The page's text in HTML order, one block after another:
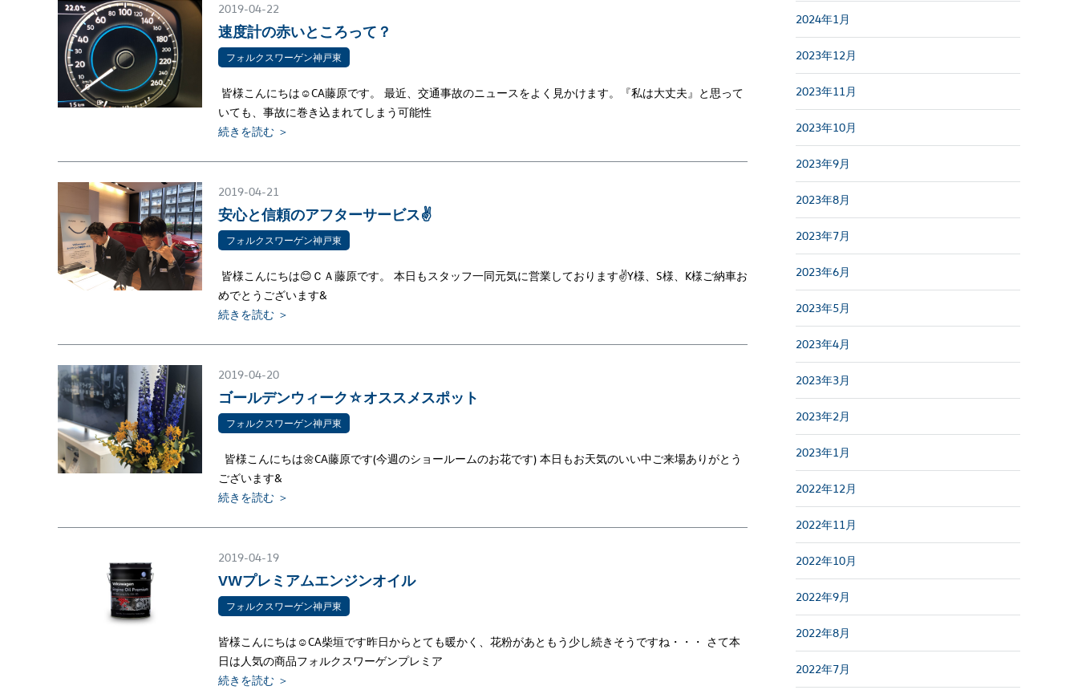
2019-04-22
速度計の赤いところって？
フォルクスワーゲン神戸東
皆様こんにちは☺CA藤原です。 最近、交通事故のニュースをよく見かけます。『私は大丈夫』と思って
いても、事故に巻き込まれてしまう可能性
続きを読む ＞
2019-04-21
安心と信頼のアフターサービス✌️
フォルクスワーゲン神戸東
皆様こんにちは😊ＣＡ藤原です。 本日もスタッフ一同元気に営業しております✌Y様、S様、K様ご納車お
めでとうございます&
続きを読む ＞
2019-04-20
ゴールデンウィーク☆オススメスポット
フォルクスワーゲン神戸東
皆様こんにちは🌼CA藤原です(今週のショールームのお花です) 本日もお天気のいい中ご来場ありがとう
ございます&
続きを読む ＞
2019-04-19
VWプレミアムエンジンオイル
フォルクスワーゲン神戸東
皆様こんにちは☺CA柴垣です昨日からとても暖かく、花粉があともう少し続きそうですね・・・ さて本
日は人気の商品フォルクスワーゲンプレミア
続きを読む ＞
2024年1月
2023年12月
2023年11月
2023年10月
2023年9月
2023年8月
2023年7月
2023年6月
2023年5月
2023年4月
2023年3月
2023年2月
2023年1月
2022年12月
2022年11月
2022年10月
2022年9月
2022年8月
2022年7月